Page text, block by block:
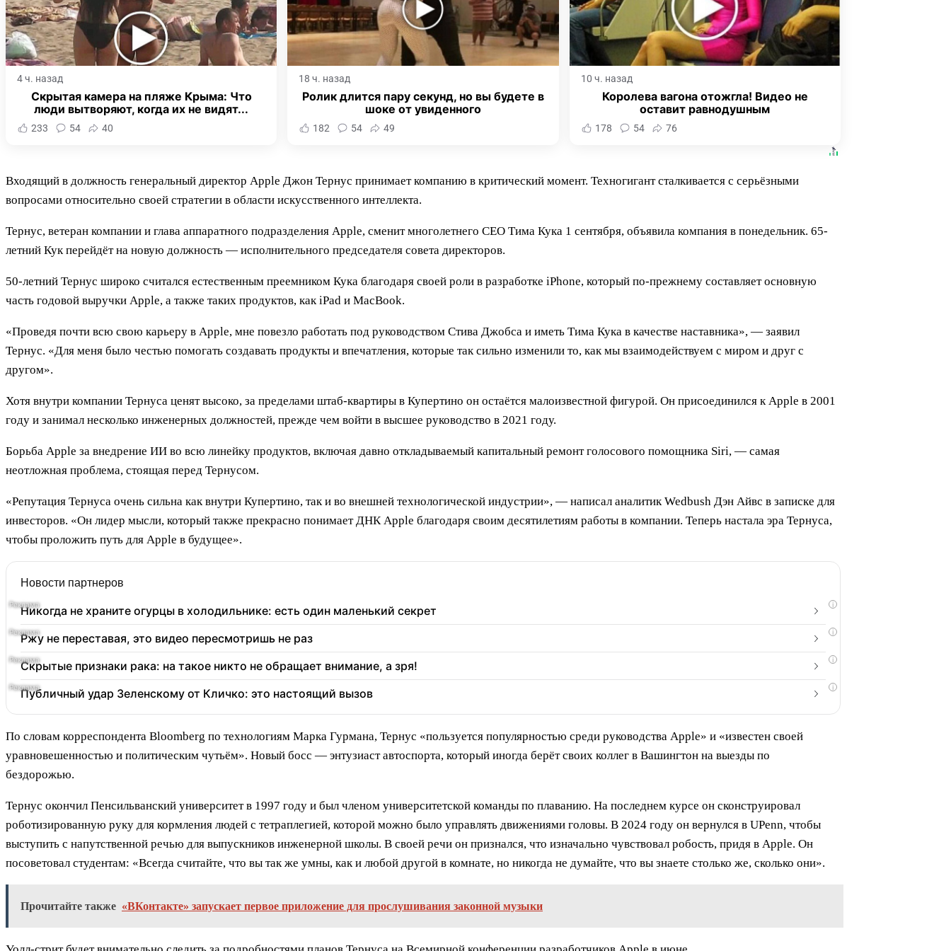
4 ч. назад
Скрытая камера на пляже Крыма: Что
люди вытворяют, когда их не видят...
233 54 40
18 ч. назад
Ролик длится пару секунд, но вы будете в
шоке от увиденного
182 54 49
10 ч. назад
Королева вагона отожгла! Видео не
оставит равнодушным
178 54 76
Входящий в должность генеральный директор Apple Джон Тернус принимает компанию в критический момент. Техногигант сталкивается с серьёзными
вопросами относительно своей стратегии в области искусственного интеллекта.
Тернус, ветеран компании и глава аппаратного подразделения Apple, сменит многолетнего CEO Тима Кука 1 сентября, объявила компания в понедельник. 65-
летний Кук перейдёт на новую должность — исполнительного председателя совета директоров.
50-летний Тернус широко считался естественным преемником Кука благодаря своей роли в разработке iPhone, который по-прежнему составляет основную
часть годовой выручки Apple, а также таких продуктов, как iPad и MacBook.
«Проведя почти всю свою карьеру в Apple, мне повезло работать под руководством Стива Джобса и иметь Тима Кука в качестве наставника», — заявил
Тернус. «Для меня было честью помогать создавать продукты и впечатления, которые так сильно изменили то, как мы взаимодействуем с миром и друг с
другом».
Хотя внутри компании Тернуса ценят высоко, за пределами штаб-квартиры в Купертино он остаётся малоизвестной фигурой. Он присоединился к Apple в 2001
году и занимал несколько инженерных должностей, прежде чем войти в высшее руководство в 2021 году.
Борьба Apple за внедрение ИИ во всю линейку продуктов, включая давно откладываемый капитальный ремонт голосового помощника Siri, — самая
неотложная проблема, стоящая перед Тернусом.
«Репутация Тернуса очень сильна как внутри Купертино, так и во внешней технологической индустрии», — написал аналитик Wedbush Дэн Айвс в записке для
инвесторов. «Он лидер мысли, который также прекрасно понимает ДНК Apple благодаря своим десятилетиям работы в компании. Теперь настала эра Тернуса,
чтобы проложить путь для Apple в будущее».
Новости партнеров
i
Никогда не храните огурцы в холодильнике: есть один маленький секрет
i
Ржу не переставая, это видео пересмотришь не раз
i
Скрытые признаки рака: на такое никто не обращает внимание, а зря!
i
Публичный удар Зеленскому от Кличко: это настоящий вызов
По словам корреспондента Bloomberg по технологиям Марка Гурмана, Тернус «пользуется популярностью среди руководства Apple» и «известен своей
уравновешенностью и политическим чутьём». Новый босс — энтузиаст автоспорта, который иногда берёт своих коллег в Вашингтон на выезды по
бездорожью.
Тернус окончил Пенсильванский университет в 1997 году и был членом университетской команды по плаванию. На последнем курсе он сконструировал
роботизированную руку для кормления людей с тетраплегией, которой можно было управлять движениями головы. В 2024 году он вернулся в UPenn, чтобы
выступить с напутственной речью для выпускников инженерной школы. В своей речи он признался, что изначально чувствовал робость, придя в Apple. Он
посоветовал студентам: «Всегда считайте, что вы так же умны, как и любой другой в комнате, но никогда не думайте, что вы знаете столько же, сколько они».
Прочитайте также «ВКонтакте» запускает первое приложение для прослушивания законной музыки